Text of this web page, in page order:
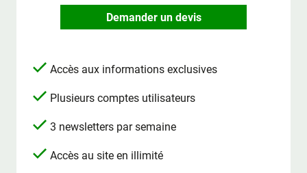
Demander un devis
Accès aux informations exclusives
Plusieurs comptes utilisateurs
3 newsletters par semaine
Accès au site en illimité